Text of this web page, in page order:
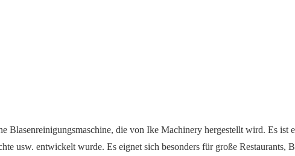
Blasenreinigungsmaschine, die von Ike Machinery hergestellt wird. Es ist
usw. entwickelt wurde. Es eignet sich besonders für große Restaurants,